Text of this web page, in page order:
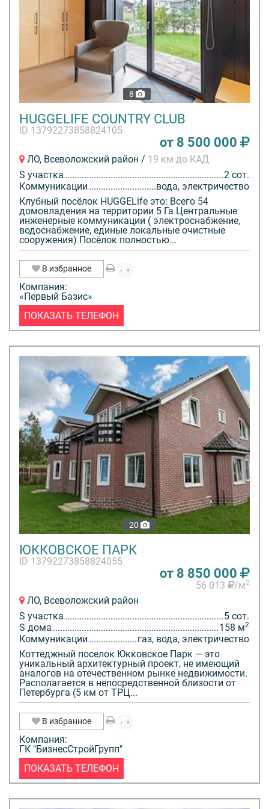
8
HUGGELIFE COUNTRY CLUB
ID 13792273858824105
от 8 500 000
ЛО, Всеволожский район / 19 км до КАД
S участка
2 сот.
Коммуникации
вода, электричество
Клубный посёлок HUGGELife это: Всего 54
домовладения на территории 5 Га Центральные
инженерные коммуникации ( электроснабжение,
водоснабжение, единые локальные очистные
сооружения) Посёлок полностью...
В избранное
Компания:
«Первый Базис»
ПОКАЗАТЬ ТЕЛЕФОН
20
ЮККОВСКОЕ ПАРК
ID 13792273858824055
от 8 850 000
56 013 /м2
ЛО, Всеволожский район
S участка
5 сот.
S дома
158 м2
Коммуникации
газ, вода, электричество
Коттеджный поселок Юкковское Парк — это
уникальный архитектурный проект, не имеющий
аналогов на отечественном рынке недвижимости.
Располагается в непосредственной близости от
Петербурга (5 км от ТРЦ...
В избранное
Компания:
ГК "БизнесСтройГрупп"
ПОКАЗАТЬ ТЕЛЕФОН